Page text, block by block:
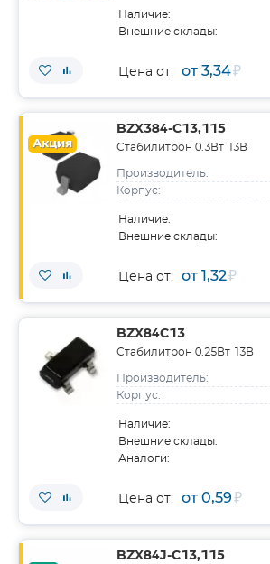
Наличие:
Внешние склады:
Цена от: от 3,34₽
Акция
BZX384-C13,115
Стабилитрон 0.3Вт 13В
Производитель:
Корпус:
Наличие:
Внешние склады:
Цена от: от 1,32₽
BZX84C13
Стабилитрон 0.25Вт 13В
Производитель:
Корпус:
Наличие:
Внешние склады:
Аналоги:
Цена от: от 0,59₽
BZX84J-C13,115